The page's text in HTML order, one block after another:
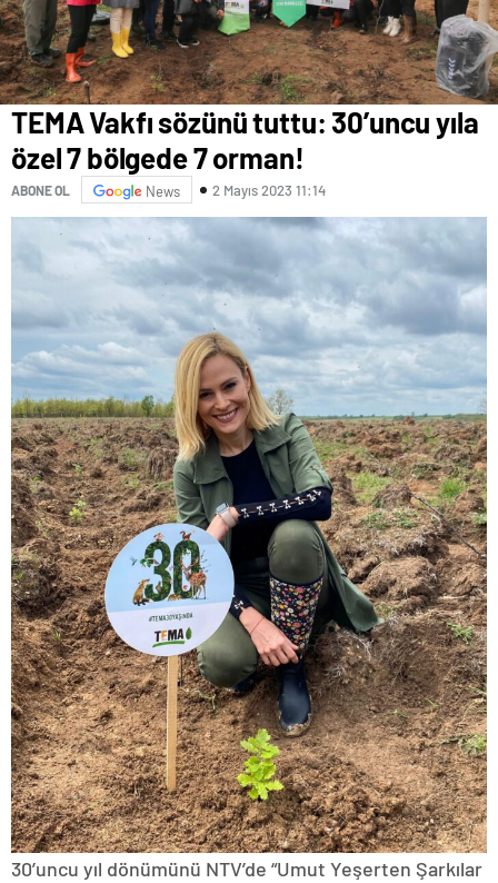
TEMA Vakfı sözünü tuttu: 30’uncu yıla
özel 7 bölgede 7 orman!
ABONE OL News 2 Mayıs 2023 11:14
30’uncu yıl dönümünü NTV’de “Umut Yeşerten Şarkılar